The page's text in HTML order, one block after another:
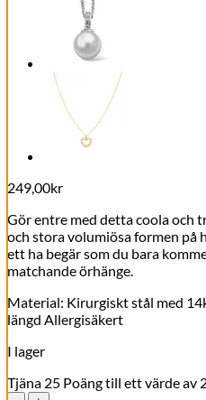
249,00kr
Gör entre med detta coola och
och stora volumiösa formen på
ett ha begär som du bara
matchande örhänge.
Material: Kirurgiskt stål med
längd Allergisäkert
I lager
Tjäna 25 Poäng till ett värde av